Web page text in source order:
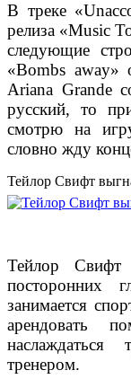
В треке
релиза «Music
следующие
«Bombs
Ariana Grande
русский, то
смотрю на
словно жду
Тейлор Свифт
Тейлор
посторонних
занимается
арендовать
тренером.